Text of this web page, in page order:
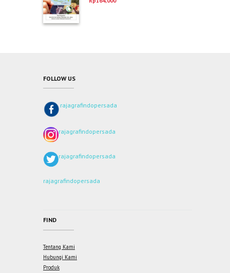
dari 5
FOLLOW US
rajagrafindopersada
rajagrafindopersada
rajagrafindopersada
rajagrafindopersada
FIND
Tentang Kami
Hubungi Kami
Produk